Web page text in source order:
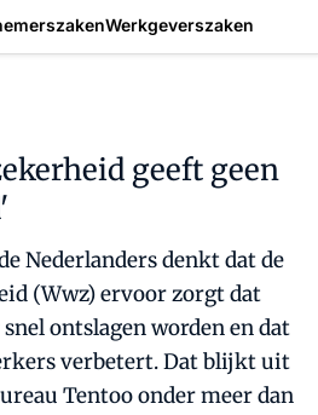
Werkgeverszaken
geeft geen
Nederlanders denkt dat de
(Wwz) ervoor zorgt dat
ontslagen worden en dat
verbetert. Dat blijkt uit
Tentoo onder meer dan